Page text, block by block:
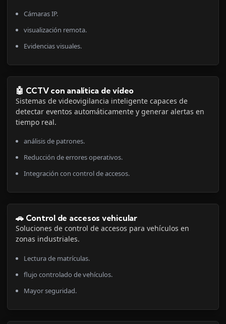
Cámaras IP.
visualización remota.
Evidencias visuales.
🤖 CCTV con analítica de vídeo
Sistemas de videovigilancia inteligente capaces de
detectar eventos automáticamente y generar alertas en
tiempo real.
análisis de patrones.
Reducción de errores operativos.
Integración con control de accesos.
🚗 Control de accesos vehicular
Soluciones de control de accesos para vehículos en
zonas industriales.
Lectura de matrículas.
flujo controlado de vehículos.
Mayor seguridad.